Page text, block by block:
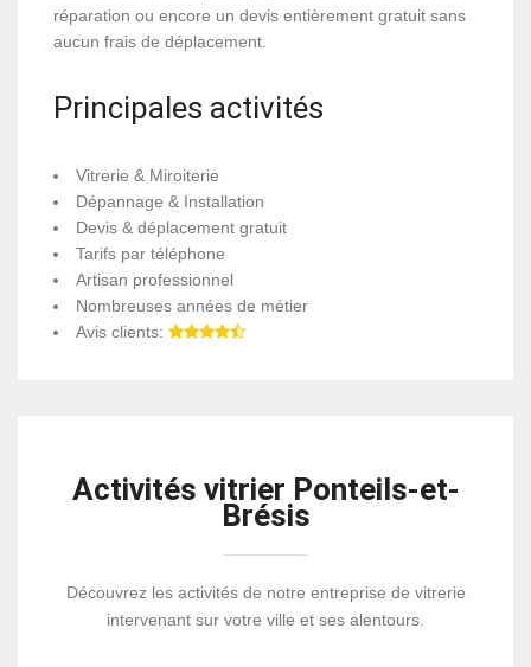
réparation ou encore un devis entièrement gratuit sans
aucun frais de déplacement.
Principales activités
Vitrerie & Miroiterie
Dépannage & Installation
Devis & déplacement gratuit
Tarifs par téléphone
Artisan professionnel
Nombreuses années de métier
Avis clients:
Activités vitrier Ponteils-et-
Brésis
Découvrez les activités de notre entreprise de vitrerie
intervenant sur votre ville et ses alentours.